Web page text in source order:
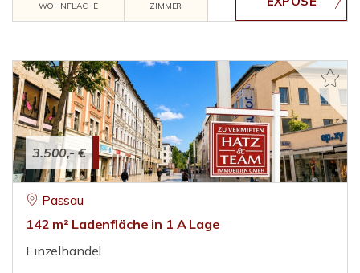
WOHNFLÄCHE
ZIMMER
3.500,- €
Passau
142 m² Ladenfläche in 1 A Lage
Einzelhandel